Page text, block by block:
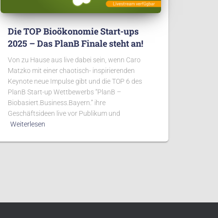
Die TOP Bioökonomie Start-ups
2025 – Das PlanB Finale steht an!
Von zu Hause aus live dabei sein, wenn Caro
Matzko mit einer chaotisch- inspirierenden
Keynote neue Impulse gibt und die TOP 6 des
PlanB Start-up Wettbewerbs “PlanB –
Biobasiert.Business.Bayern.” ihre
Geschäftsideen live vor Publikum und
Weiterlesen